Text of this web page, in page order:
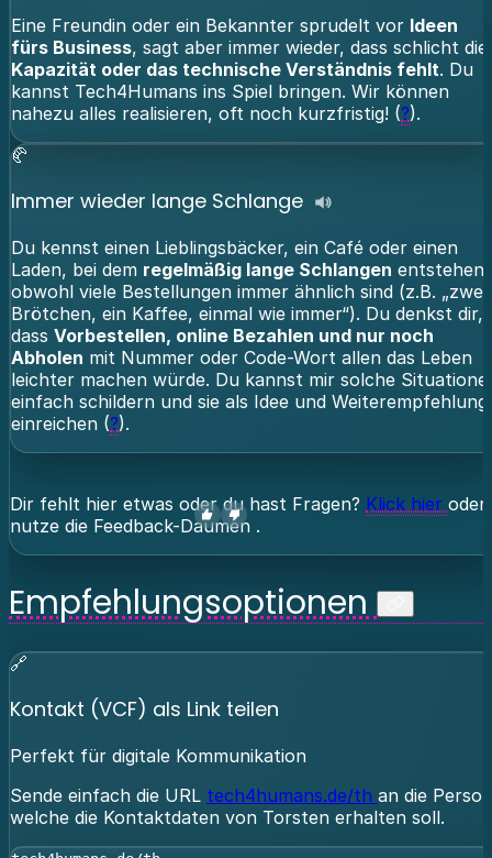
Eine Freundin oder ein Bekannter sprudelt vor Ideen
fürs Business, sagt aber immer wieder, dass schlicht die
Kapazität oder das technische Verständnis fehlt. Du
kannst Tech4Humans ins Spiel bringen. Wir können
nahezu alles realisieren, oft noch kurzfristig! (?).
🥐
Immer wieder lange Schlange
Du kennst einen Lieblingsbäcker, ein Café oder einen
Laden, bei dem regelmäßig lange Schlangen entstehen,
obwohl viele Bestellungen immer ähnlich sind (z.B. „zwei
Brötchen, ein Kaffee, einmal wie immer“). Du denkst dir,
dass Vorbestellen, online Bezahlen und nur noch
Abholen mit Nummer oder Code-Wort allen das Leben
leichter machen würde. Du kannst mir solche
einfach schildern und sie als Idee und Weiterempfehlung
einreichen (?).
Dir fehlt hier etwas oder du hast Fragen? Klick hier oder
nutze die Feedback-Daumen .
Empfehlungsoptionen
🔗
Kontakt (VCF) als Link teilen
Perfekt für digitale Kommunikation
Sende einfach die URL tech4humans.de/th an die
welche die Kontaktdaten von Torsten erhalten soll.